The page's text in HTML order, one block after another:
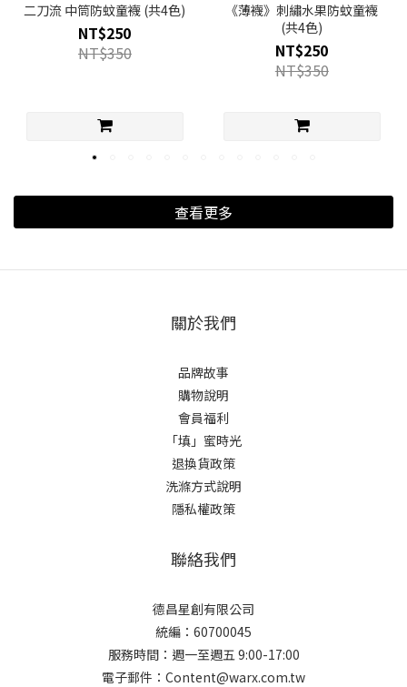
二刀流 中筒防蚊童襪 (共4色)
NT$250
NT$350
《薄襪》刺繡水果防蚊童襪
(共4色)
NT$250
NT$350
查看更多
關於我們
品牌故事
購物說明
會員福利
「填」蜜時光
退換貨政策
洗滌方式說明
隱私權政策
聯絡我們
德昌星創有限公司
統編：60700045
服務時間：週一至週五 9:00-17:00
電子郵件：Content@warx.com.tw